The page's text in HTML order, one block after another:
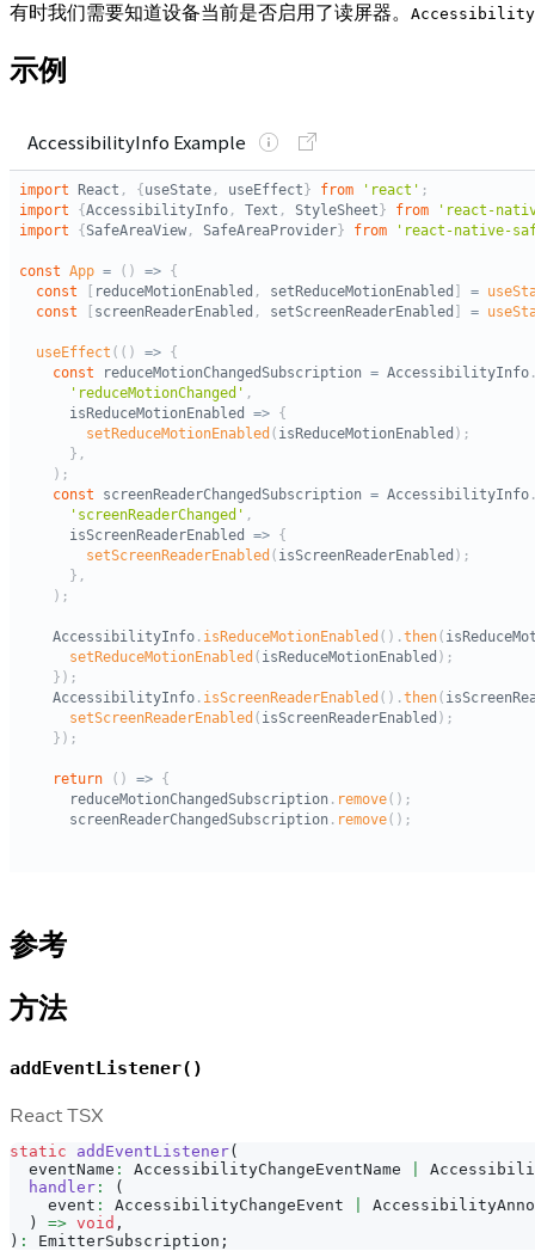
有时我们需要知道设备当前是否启用了读屏器。
示例
参考
方法
addEventListener()
React TSX
static addEventListener(
  eventName
: AccessibilityChangeEventName
handler :
(
    event
: AccessibilityChangeEvent
)
=> void ,
) : EmitterSubscription ;